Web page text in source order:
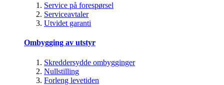
Service på forespørsel
Serviceavtaler
Utvidet garanti
Ombygging av utstyr
Skreddersydde ombygginger
Nullstilling
Forleng levetiden